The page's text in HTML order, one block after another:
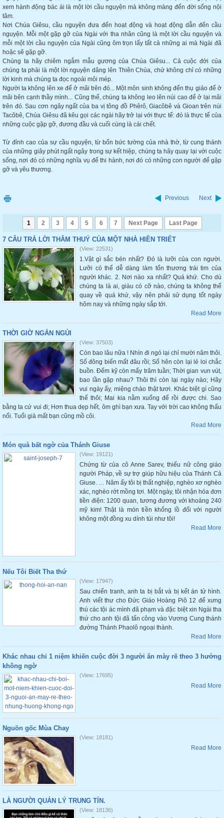
xem hành động bác ái là một lời cầu nguyện mà không màng đến đời sống nội
tâm.
Nơi Chúa Giêsu, cầu nguyện đưa đến hoạt động và hoạt động dẫn đến cầu
nguyện. Mỗi một gặp gỡ của Ngài với tha nhân cũng là một lời cầu nguyện và
mỗi một lời cầu nguyện của Ngài cũng ôm trọn lấy tất cả những ai mà Ngài đã
hoặc sẽ gặp gỡ.
Chúng ta hãy chiêm ngắm mẫu gương của Chúa Giêsu... Cả cuộc đời của
chúng ta phải là một lời nguyện dâng lên Thiên Chúa, chứ không chỉ có những
lời kinh mà chúng ta đọc ngoài môi mép.
Người ta không lên xe để ở mãi trên đó... Một môn sinh không đến thụ giáo để ở
mãi bên cạnh thầy mình... Cũng thế, chúng ta không leo lên núi cao để ở lại mãi
trên đó. Sau cơn ngây ngất của ba vị tông đồ Phêrô, Giacôbê và Gioan trên núi
Tacôbê, Chúa Giêsu đã kêu gọi các ngài hãy trở lại với thực tế: đó là thực tế của
những cuộc gặp gỡ, đương đầu và cuối cùng là cái chết.
Từ đỉnh cao của sự cầu nguyện, từ bốn bức tường của nhà thờ, từ cung thánh
của những giây phút ngất ngây trong sự kết hiệp, chúng ta hãy quay lại với cuộc
sống, nơi đó có những nghĩa vụ để thi hành, nơi đó có những con người để gặp
gỡ và yêu thương.
Previous Next
1 2 3 4 5 6 7 Next Page Last Page
7 CÂU TRẢ LỜI THÂM THUÝ CỦA MỘT NHÀ HIỀN TRIẾT
(View: 22531)
1.Vật gì sắc bén nhất? Đó là lưỡi của con người.
Lưỡi có thể dễ dàng làm tổn thương trái tim của
người khác. 2. Nơi nào xa nhất? Quá khứ. Cho dù
chúng ta là ai, giàu có cỡ nào, chúng ta không thể
quay về quá khứ, vậy nên phải sử dụng tốt ngày
hôm nay và những ngày sắp tới.
Read More
THỜI GIỜ NGẮN NGỦI
(View: 37503)
Còn bao lâu nữa ! Nhìn đi ngó lại chỉ mười năm thôi.
Số đông biến mất đâu rồi; Số hên còn lại lẻ loi chắc
buồn. Đếm kỹ còn mấy trăm tuần; Thời gian vun vút,
bao lần gặp nhau? Thôi thì còn lại ngày nào; Hãy
vui ngày ấy, miệng chào thật tươi. Khác biệt gì cũng
thế thôi; Mai kia nằm xuống để rồi được chi. Sao
bằng ta cứ vui đi; Hơn thua dẹp hết, ôm ghì bạn xưa. Tay với trời cao không thấu
nổi. Tuổi già mất bạn cũng mồ côi.
Read More
Món quà bất ngờ của Thánh Giuse
(View: 19121)
Chứng từ của cô Anne Sarev, thiếu nữ công giáo
người Pháp, về sự trợ giúp hữu hiệu của Thánh Cả
Giuse. … Năm ấy tôi bị thất nghiệp, nghèo xơ nghèo
xác, nghèo rớt mồng tơi. Một ngày, tôi nhận hóa đơn
tiền điện: 1200 quan, tương đương với khoảng 240
mỹ kim! Thật là món tiền khổng lồ đối với người
không một đồng xu dính túi như tôi!
Read More
Nếu Tôi Biết Tha thứ
(View: 17947)
Sau chiến tranh, anh ta bị bắt và bị kết án tử hình.
Anh viết thư cho Đức Giáo Hoàng Piô 12 để xưng
thú các tội ác mình đã phạm và đặc biệt xin Ngài tha
thứ cho anh tội đã tấn công vào Vương Cung thánh
đường Thánh Phaolô ngoại thành.
Read More
Khác nhau chỉ 1 niệm khiến cuộc đời 3 người ăn mày rẽ theo 3 hướng
không ngờ
(View: 17695)
Read More
Nguồn gốc Mùa Chay
(View: 18181)
Read More
LÀ NGƯỜI QUẢN LÝ TRUNG TÍN.
(View: 18136)